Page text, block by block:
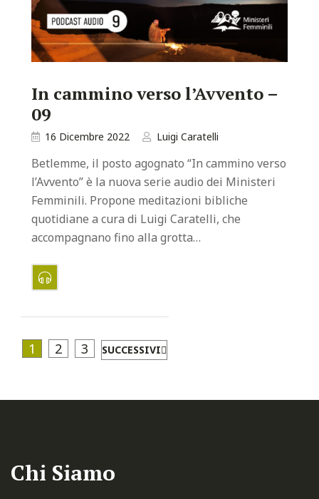
In cammino verso l’Avvento –
09
16 Dicembre 2022 Luigi Caratelli
Betlemme, il posto agognato “In cammino verso
l’Avvento” è la nuova serie audio dei Ministeri
Femminili. Propone meditazioni bibliche
quotidiane a cura di Luigi Caratelli, che
accompagnano fino alla grotta…
1 2 3 SUCCESSIVI
Chi Siamo